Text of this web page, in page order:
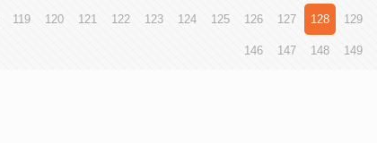
119 120 121 122 123 124 125 126 127 128 129
146 147 148 149